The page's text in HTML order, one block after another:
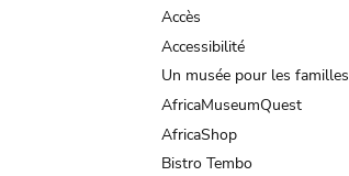
Accès
Accessibilité
Un musée pour les familles
AfricaMuseumQuest
AfricaShop
Bistro Tembo